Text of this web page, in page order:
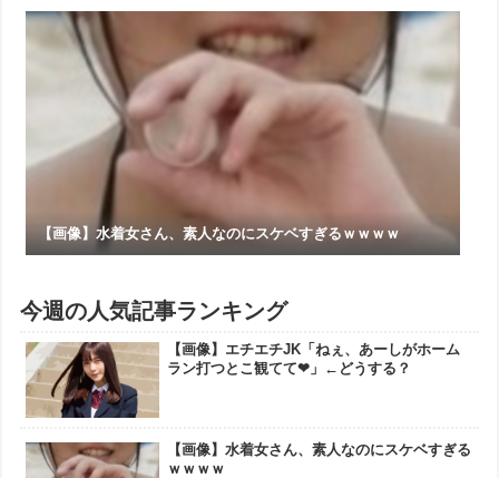
【画像】水着女さん、素人なのにスケベすぎるｗｗｗｗ
今週の人気記事ランキング
【画像】エチエチJK「ねぇ、あーしがホーム
ラン打つとこ観てて❤」←どうする？
【画像】水着女さん、素人なのにスケベすぎる
ｗｗｗｗ